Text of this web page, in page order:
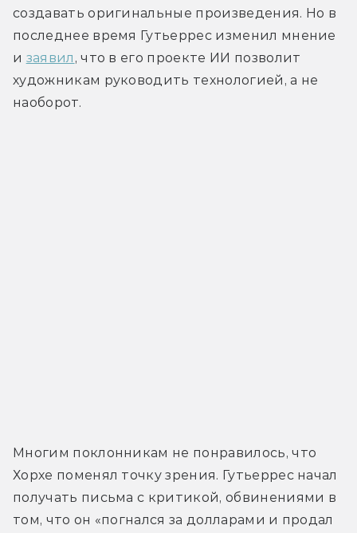
создавать оригинальные произведения. Но в
последнее время Гутьеррес изменил мнение
и заявил , что в его проекте ИИ позволит
художникам руководить технологией, а не
Многим поклонникам не понравилось, что
Хорхе поменял точку зрения. Гутьеррес начал
получать письма с критикой, обвинениями в
том, что он «погнался за долларами и продал